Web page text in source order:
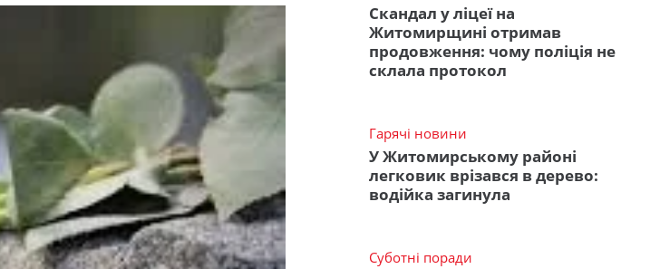
Скандал у ліцеї на
Житомирщині отримав
продовження: чому поліція не
склала протокол
Гарячі новини
У Житомирському районі
легковик врізався в дерево:
водійка загинула
Суботні поради